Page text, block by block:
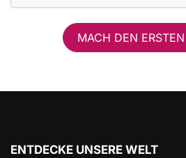
MACH DEN
ENTDECKE UNSERE WELT